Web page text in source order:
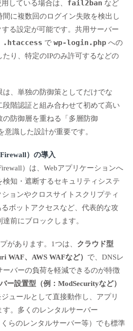
している場合は、 fail2ban など
に複数回のログイン失敗を検出し
る設定が可能です。共用サーバー
.htaccess で wp-login.php への
り、特定のIPのみ許可するなどの
は、単独の防御策としてだけでな
段階認証と組み合わせて初めて高い
防御層を重ねる「多層防御
意識した設計が重要です。
）の導入
）は、Webアプリケーションへ
知・遮断するセキュリティシステ
ョンやクロスサイトスクリプティ
ボットアクセスなど、代表的な攻
前にブロックします。
があります。1つは、 クラウド型
WAF、AWS WAFなど） で、DNSレ
バーの負荷を軽減できるのが特徴
ー設置型（例：ModSecurityなど）
ュールとして直接動作し、アプリ
。多くのレンタルサーバー
くらのレンタルサーバー等）でも標準